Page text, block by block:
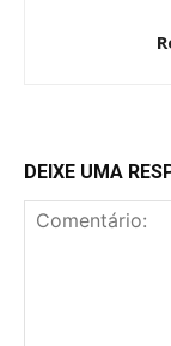
DEIXE UMA